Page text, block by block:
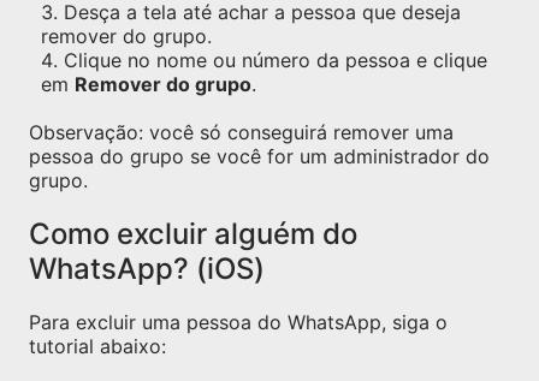
Desça a tela até achar a pessoa que deseja
remover do grupo.
Clique no nome ou número da pessoa e clique
em Remover do grupo.
Observação: você só conseguirá remover uma
pessoa do grupo se você for um administrador do
grupo.
Como excluir alguém do
WhatsApp? (iOS)
Para excluir uma pessoa do WhatsApp, siga o
tutorial abaixo: